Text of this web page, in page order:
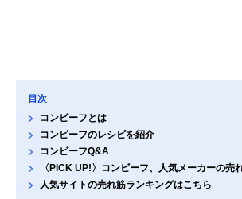
目次
コンビーフとは
コンビーフのレシピを紹介
コンビーフQ&A
〈PICK UP!〉コンビーフ、人気メーカーの売
人気サイトの売れ筋ランキングはこちら